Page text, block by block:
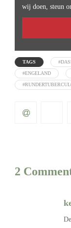
wij doen, steun
TAGS
#ENGELAND
2